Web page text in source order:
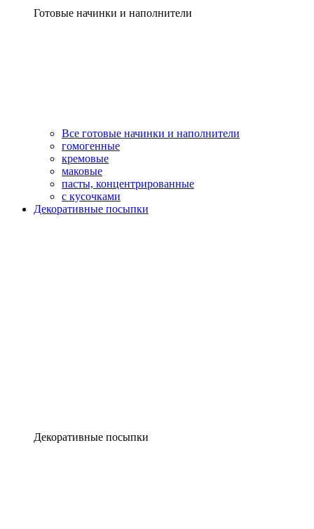
Готовые начинки и наполнители
Все готовые начинки и наполнители
гомогенные
кремовые
маковые
пасты, концентрированные
с кусочками
Декоративные посыпки
Декоративные посыпки